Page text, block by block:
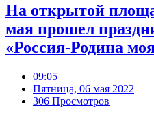
На открытой
мая прошел
«Россия-Родина
09:05
Пятница, 06 мая 2022
306 Просмотров